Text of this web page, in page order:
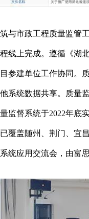
与市政工程质量监管
程线上完成。遵循《
目参建单位工作协同
他系统数据共享。质
监督系统于2022年底
覆盖随州、荆门、宜
统应用交流会，由富